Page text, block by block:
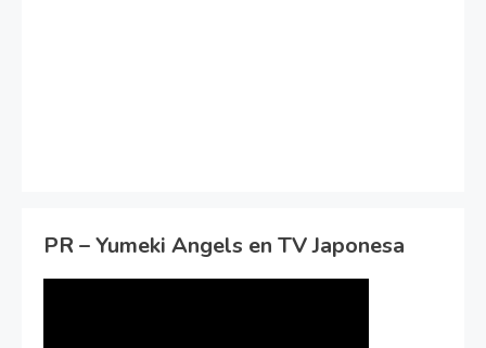
PR – Yumeki Angels en TV Japonesa